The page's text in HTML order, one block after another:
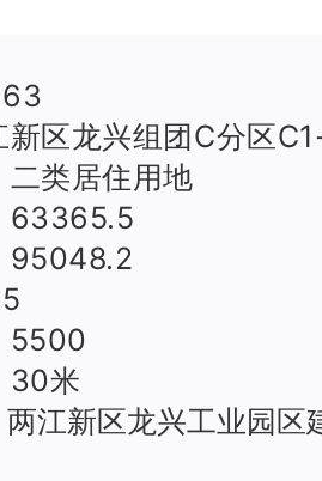
新区龙兴组团C分区
二类居住用地
63365.5
95048.2
5500
30米
两江新区龙兴工业园区